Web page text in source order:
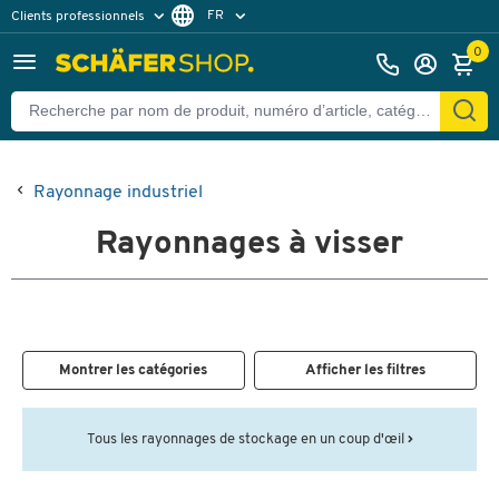
Clients professionnels
Clients particuliers
FR
0
Rayonnage industriel
Rayonnages à visser
Montrer les catégories Afficher les filtres
Tous les rayonnages de stockage en un coup d'œil